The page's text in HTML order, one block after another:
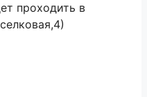
проходить в